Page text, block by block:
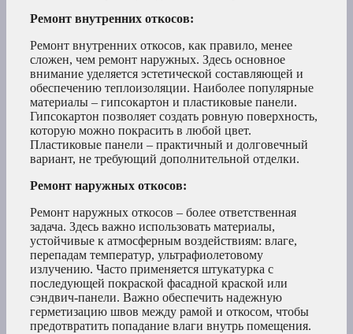
Ремонт внутренних откосов:
Ремонт внутренних откосов, как правило, менее
сложен, чем ремонт наружных. Здесь основное
внимание уделяется эстетической составляющей и
обеспечению теплоизоляции. Наиболее популярные
материалы – гипсокартон и пластиковые панели.
Гипсокартон позволяет создать ровную поверхность,
которую можно покрасить в любой цвет.
Пластиковые панели – практичный и долговечный
вариант, не требующий дополнительной отделки.
Ремонт наружных откосов:
Ремонт наружных откосов – более ответственная
задача. Здесь важно использовать материалы,
устойчивые к атмосферным воздействиям: влаге,
перепадам температур, ультрафиолетовому
излучению. Часто применяется штукатурка с
последующей покраской фасадной краской или
сэндвич-панели. Важно обеспечить надежную
герметизацию швов между рамой и откосом, чтобы
предотвратить попадание влаги внутрь помещения.